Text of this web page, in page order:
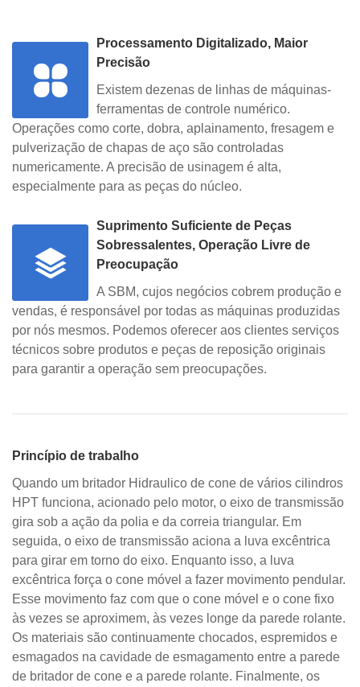
Processamento Digitalizado, Maior
Precisão
Existem dezenas de linhas de máquinas-
ferramentas de controle numérico.
Operações como corte, dobra, aplainamento, fresagem e
pulverização de chapas de aço são controladas
numericamente. A precisão de usinagem é alta,
especialmente para as peças do núcleo.
Suprimento Suficiente de Peças
Sobressalentes, Operação Livre de
Preocupação
A SBM, cujos negócios cobrem produção e
vendas, é responsável por todas as máquinas produzidas
por nós mesmos. Podemos oferecer aos clientes serviços
técnicos sobre produtos e peças de reposição originais
para garantir a operação sem preocupações.
Princípio de trabalho
Quando um britador Hidraulico de cone de vários cilindros
HPT funciona, acionado pelo motor, o eixo de transmissão
gira sob a ação da polia e da correia triangular. Em
seguida, o eixo de transmissão aciona a luva excêntrica
para girar em torno do eixo. Enquanto isso, a luva
excêntrica força o cone móvel a fazer movimento pendular.
Esse movimento faz com que o cone móvel e o cone fixo
às vezes se aproximem, às vezes longe da parede rolante.
Os materiais são continuamente chocados, espremidos e
esmagados na cavidade de esmagamento entre a parede
de britador de cone e a parede rolante. Finalmente, os